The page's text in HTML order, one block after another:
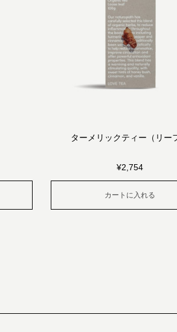
ターメリックティー（リー
¥2,754
カートに入れる